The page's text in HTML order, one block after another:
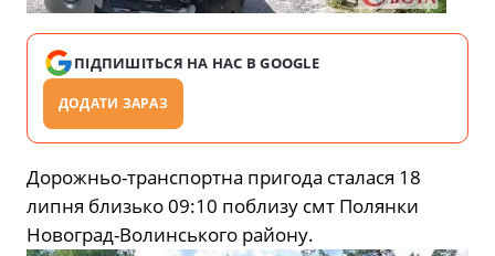
ПІДПИШІТЬСЯ НА НАС В GOOGLE
ДОДАТИ ЗАРАЗ
Дорожньо-транспортна пригода сталася 18
липня близько 09:10 поблизу смт Полянки
Новоград-Волинського району.